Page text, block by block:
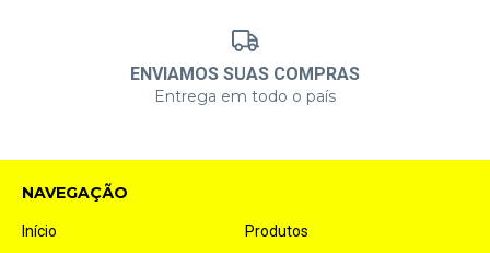
ENVIAMOS SUAS COMPRAS
Entrega em todo o país
NAVEGAÇÃO
Início Produtos